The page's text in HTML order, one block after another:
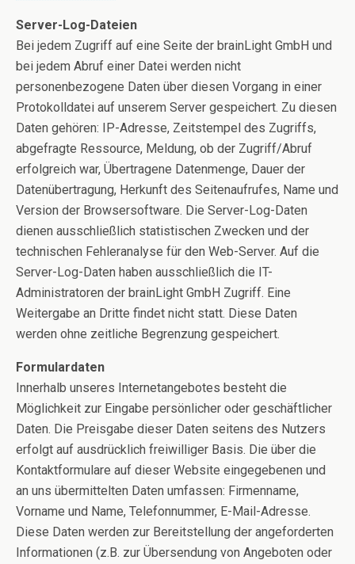
Server-Log-Dateien
Bei jedem Zugriff auf eine Seite der brainLight GmbH und
bei jedem Abruf einer Datei werden nicht
personenbezogene Daten über diesen Vorgang in einer
Protokolldatei auf unserem Server gespeichert. Zu diesen
Daten gehören: IP-Adresse, Zeitstempel des Zugriffs,
abgefragte Ressource, Meldung, ob der Zugriff/Abruf
erfolgreich war, Übertragene Datenmenge, Dauer der
Datenübertragung, Herkunft des Seitenaufrufes, Name und
Version der Browsersoftware. Die Server-Log-Daten
dienen ausschließlich statistischen Zwecken und der
technischen Fehleranalyse für den Web-Server. Auf die
Server-Log-Daten haben ausschließlich die IT-
Administratoren der brainLight GmbH Zugriff. Eine
Weitergabe an Dritte findet nicht statt. Diese Daten
werden ohne zeitliche Begrenzung gespeichert.
Formulardaten
Innerhalb unseres Internetangebotes besteht die
Möglichkeit zur Eingabe persönlicher oder geschäftlicher
Daten. Die Preisgabe dieser Daten seitens des Nutzers
erfolgt auf ausdrücklich freiwilliger Basis. Die über die
Kontaktformulare auf dieser Website eingegebenen und
an uns übermittelten Daten umfassen: Firmenname,
Vorname und Name, Telefonnummer, E-Mail-Adresse.
Diese Daten werden zur Bereitstellung der angeforderten
Informationen (z.B. zur Übersendung von Angeboten oder